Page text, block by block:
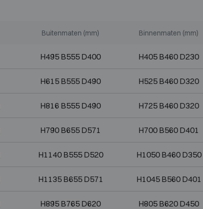
Buitenmaten (mm) Binnenmaten (mm)
H495 B555 D400 H405 B460 D230
H615 B555 D490 H525 B460 D320
H816 B555 D490 H725 B460 D320
H790 B655 D571 H700 B560 D401
H1140 B555 D520 H1050 B460 D350
H1135 B655 D571 H1045 B560 D401
H895 B765 D620 H805 B620 D450